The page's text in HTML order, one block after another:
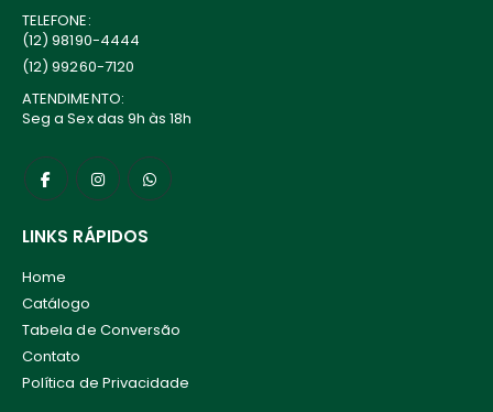
TELEFONE:
(12) 98190-4444
(12) 99260-7120
ATENDIMENTO:
Seg a Sex das 9h às 18h
LINKS RÁPIDOS
Home
Catálogo
Tabela de Conversão
Contato
Política de Privacidade